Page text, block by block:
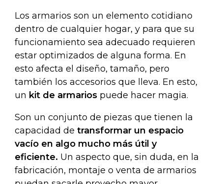
Los armarios son un elemento cotidiano
dentro de cualquier hogar, y para que su
funcionamiento sea adecuado requieren
estar optimizados de alguna forma. En
esto afecta el diseño, tamaño, pero
también los accesorios que lleva. En esto,
un kit de armarios puede hacer magia.
Son un conjunto de piezas que tienen la
capacidad de transformar un espacio
vacío en algo mucho más útil y
eficiente. Un aspecto que, sin duda, en la
fabricación, montaje o venta de armarios